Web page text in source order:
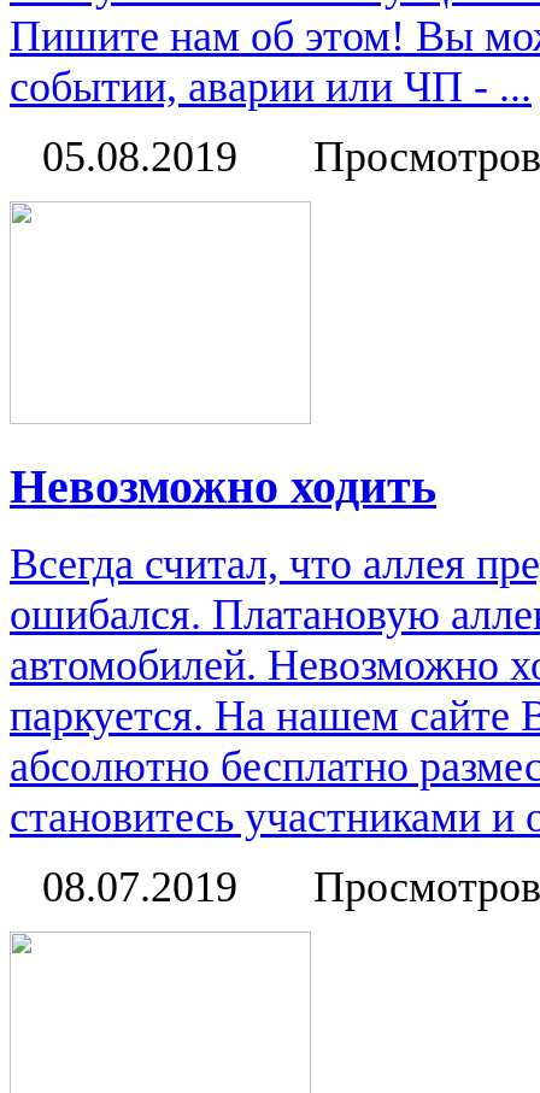
Пишите нам об этом! Вы
событии, аварии или ЧП - ...
05.08.2019
Невозможно ходить
Всегда считал, что аллея
ошибался. Платановую
автомобилей. Невозможно
паркуется. На нашем сайте
абсолютно бесплатно
становитесь участниками и
08.07.2019